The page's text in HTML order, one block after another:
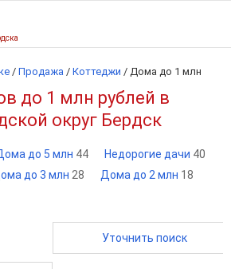
/ Продажа / Коттеджи / Дома до 1 млн
до 1 млн рублей в
округ Бердск
до 5 млн 44 Недорогие дачи 40
до 3 млн 28 Дома до 2 млн 18
Уточнить поиск